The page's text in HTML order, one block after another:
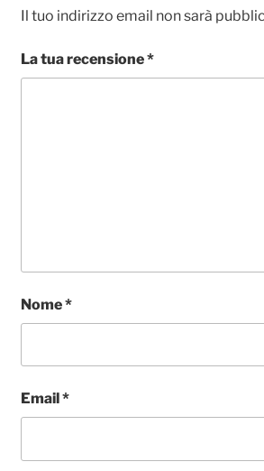
Il tuo indirizzo email non sarà
La tua recensione*
Nome*
Email *